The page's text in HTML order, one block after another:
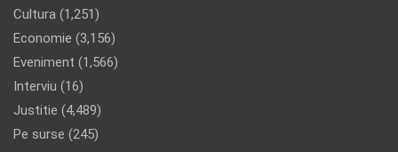
Cultura (1,251)
Economie (3,156)
Eveniment (1,566)
Interviu (16)
Justitie (4,489)
Pe surse (245)